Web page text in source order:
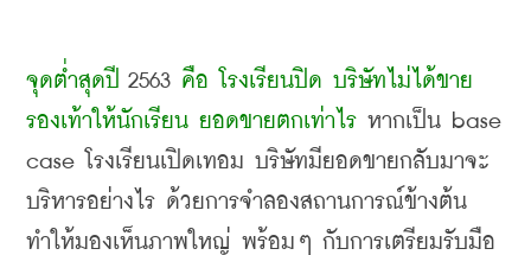
จุดต่ำสุดปี 2563 คือ โรงเรียนปิด บริษัทไม่ได้ขาย
รองเท้าให้นักเรียน ยอดขายตกเท่าไร หากเป็น base
case
โรงเรียนเปิดเทอม บริษัทมียอดขายกลับมาจะ
บริหารอย่างไร ด้วยการจำลองสถานการณ์ข้างต้น
ทำให้มองเห็นภาพใหญ่ พร้อมๆ กับการเตรียมรับมือ